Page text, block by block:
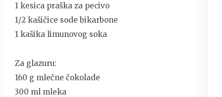
1 kesica praška za pecivo
1/2 kašičice sode bikarbone
1 kašika limunovog soka
Za glazuru:
160 g mlečne čokolade
300 ml mleka